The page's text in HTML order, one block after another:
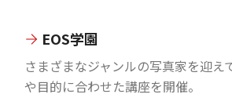
EOS学園
さまざまなジャンルの写真家を迎え
や目的に合わせた講座を開催。